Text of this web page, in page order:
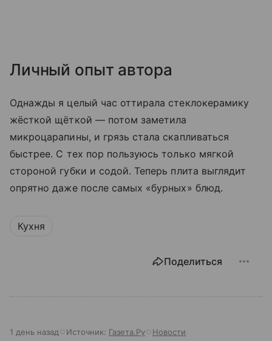
Личный опыт автора
Однажды я целый час оттирала стеклокерамику
жёсткой щёткой — потом заметила
микроцарапины, и грязь стала скапливаться
быстрее. С тех пор пользуюсь только мягкой
стороной губки и содой. Теперь плита выглядит
опрятно даже после самых «бурных» блюд.
Кухня
Поделиться
1 день назад Источник: Газета.Ру Новости